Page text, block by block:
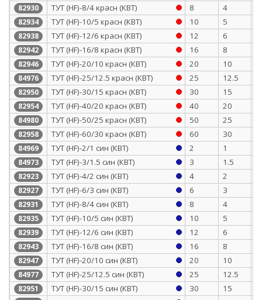
82930 ТУТ (HF)-8/4 красн (КВТ) 8 4
82934 ТУТ (HF)-10/5 красн (КВТ) 10 5
82938 ТУТ (HF)-12/6 красн (КВТ) 12 6
82942 ТУТ (HF)-16/8 красн (КВТ) 16 8
82946 ТУТ (HF)-20/10 красн (КВТ) 20 10
84976 ТУТ (HF)-25/12.5 красн (КВТ) 25 12.5
82950 ТУТ (HF)-30/15 красн (КВТ) 30 15
82954 ТУТ (HF)-40/20 красн (КВТ) 40 20
84980 ТУТ (HF)-50/25 красн (КВТ) 50 25
82958 ТУТ (HF)-60/30 красн (КВТ) 60 30
84969 ТУТ (HF)-2/1 син (КВТ) 2 1
84973 ТУТ (HF)-3/1.5 син (КВТ) 3 1.5
82923 ТУТ (HF)-4/2 син (КВТ) 4 2
82927 ТУТ (HF)-6/3 син (КВТ) 6 3
82931 ТУТ (HF)-8/4 син (КВТ) 8 4
82935 ТУТ (HF)-10/5 син (КВТ) 10 5
82939 ТУТ (HF)-12/6 син (КВТ) 12 6
82943 ТУТ (HF)-16/8 син (КВТ) 16 8
82947 ТУТ (HF)-20/10 син (КВТ) 20 10
84977 ТУТ (HF)-25/12.5 син (КВТ) 25 12.5
82951 ТУТ (HF)-30/15 син (КВТ) 30 15